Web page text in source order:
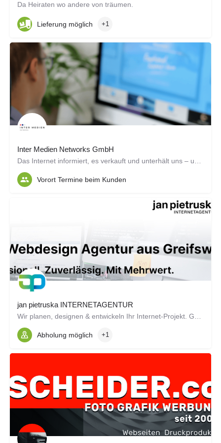
Da Heiraten wo andere von träumen.
Lieferung möglich +1
Inter Medien Networks GmbH
Vorort Termine beim Kunden
jan pietruska INTERNETAGENTUR
Abholung möglich +1